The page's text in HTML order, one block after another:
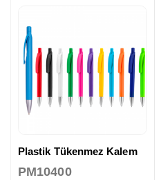
Plastik Tükenmez Kalem
PM10400